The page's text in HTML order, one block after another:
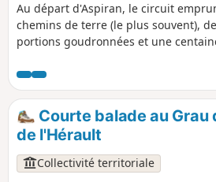
Au départ d'Aspiran, le circuit
chemins de terre (le plus souvent),
portions goudronnées et une
Jusqu'au (7), le tracé suit le balisage
randonnées vélo 14-17. Belles vues
plaine de l’Hérault, le Pic Saint-
Saint-Baudille, le Mont Liausson et le
Vissou.
Courte balade au Grau
de l'Hérault
Collectivité territoriale